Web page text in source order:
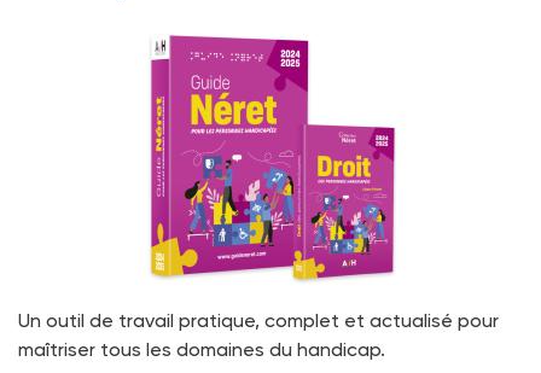
Un outil de travail pratique, complet et actualisé pour
maîtriser tous les domaines du handicap.